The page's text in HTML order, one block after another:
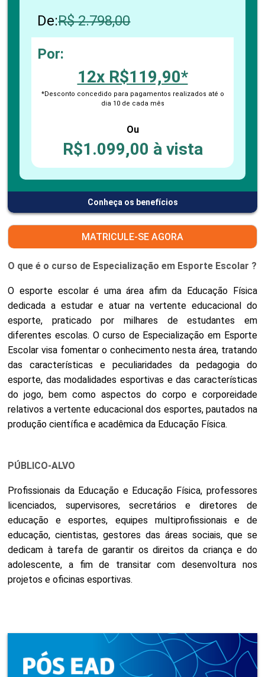
De:R$ 2.798,00
Por:
12x R$119,90*
*Desconto concedido para pagamentos realizados até o
dia 10 de cada mês
Ou
R$1.099,00 à vista
Conheça os benefícios
MATRICULE-SE AGORA
O que é o curso de Especialização em Esporte Escolar ?
O esporte escolar é uma área afim da Educação Física
dedicada a estudar e atuar na vertente educacional do
esporte, praticado por milhares de estudantes em
diferentes escolas. O curso de Especialização em Esporte
Escolar visa fomentar o conhecimento nesta área, tratando
das características e peculiaridades da pedagogia do
esporte, das modalidades esportivas e das características
do jogo, bem como aspectos do corpo e corporeidade
relativos a vertente educacional dos esportes, pautados na
produção científica e acadêmica da Educação Física.
PÚBLICO-ALVO
Profissionais da Educação e Educação Física, professores
licenciados, supervisores, secretários e diretores de
educação e esportes, equipes multiprofissionais e de
educação, cientistas, gestores das áreas sociais, que se
dedicam à tarefa de garantir os direitos da criança e do
adolescente, a fim de transitar com desenvoltura nos
projetos e oficinas esportivas.